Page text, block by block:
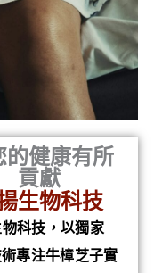
的健康有所
貢獻
生物科技
科技，以獨家
專注牛樟芝子實